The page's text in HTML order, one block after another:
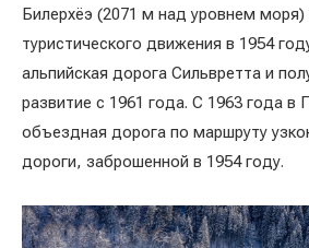
Билерхёэ (2071 м над уровнем
туристического движения в 1954
альпийская дорога Сильвретта и
развитие с 1961 года. С 1963 года в
объездная дорога по маршруту
дороги, заброшенной в 1954 году.